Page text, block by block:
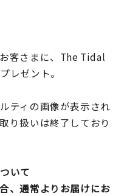
み すべて表示
客さまに、The Tidal
レゼント。
ティの画像が表示され
り扱いは終了しており
いて
、通常よりお届けにお